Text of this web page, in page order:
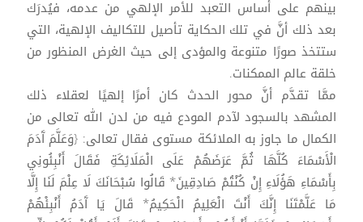
بينهم على أساس التعبد للأمر الإلهي من عدمه، فيُدرَك
بعد ذلك أنَّ في تلك الحكاية تأصيل للتكاليف الإلهية، التي
ستتخذ صورًا متنوعة والمؤدى إلى حيث الغرض المنظور من
خلقة عالم الممكنات.
ممَّا تقدَّم أنَّ محور الحدث كان أمرًا إلهيًا لعقلاء ذلك
المشهد بالسجود لآدم المودع فيه من لدن الله تعالى من
الكمال ما جاوز به الملائكة مستوى فقال تعالى: {وَعَلَّمَ آَدَمَ
الْأَسْمَاءَ كُلَّهَا ثُمَّ عَرَضَهُمْ عَلَى الْمَلَائِكَةِ فَقَالَ أَنْبِئُونِي
بِأَسْمَاءِ هَؤُلَاءِ إِنْ كُنْتُمْ صَادِقِينَ* قَالُوا سُبْحَانَكَ لَا عِلْمَ لَنَا إِلَّا
مَا عَلَّمْتَنَا إِنَّكَ أَنْتَ الْعَلِيمُ الْحَكِيمُ* قَالَ يَا آَدَمُ أَنْبِئْهُمْ